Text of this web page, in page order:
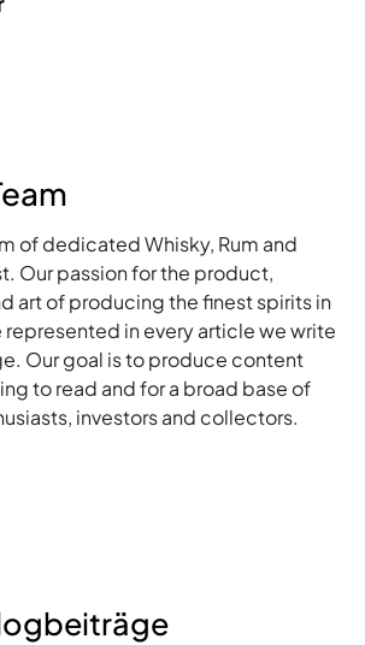
of dedicated Whisky, Rum and
Our passion for the product,
art of producing the finest spirits in
in every article we write
Our goal is to produce content
to read and for a broad base of
investors and collectors.